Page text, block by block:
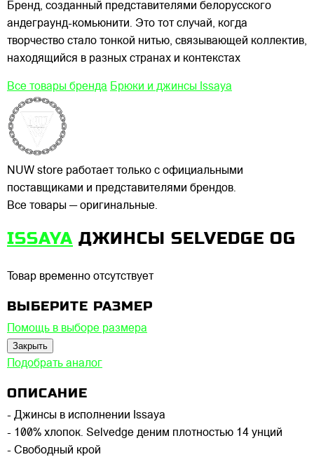
Бренд, созданный представителями белорусского
андеграунд-комьюнити. Это тот случай, когда
творчество стало тонкой нитью, связывающей коллектив,
находящийся в разных странах и контекстах
Все товары бренда Брюки и джинсы Issaya
NUW store работает только с официальными
поставщиками и представителями брендов.
Все товары — оригинальные.
ISSAYA ДЖИНСЫ SELVEDGE OG
Товар временно отсутствует
ВЫБЕРИТЕ РАЗМЕР
Помощь в выборе размера
Закрыть
Подобрать аналог
ОПИСАНИЕ
- Джинсы в исполнении Issaya
- 100% хлопок. Selvedge деним плотностью 14 унций
- Свободный крой